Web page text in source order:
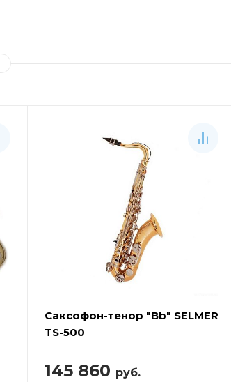
Саксофон-тенор "Bb" SELMER
TS-500
145 860 руб.